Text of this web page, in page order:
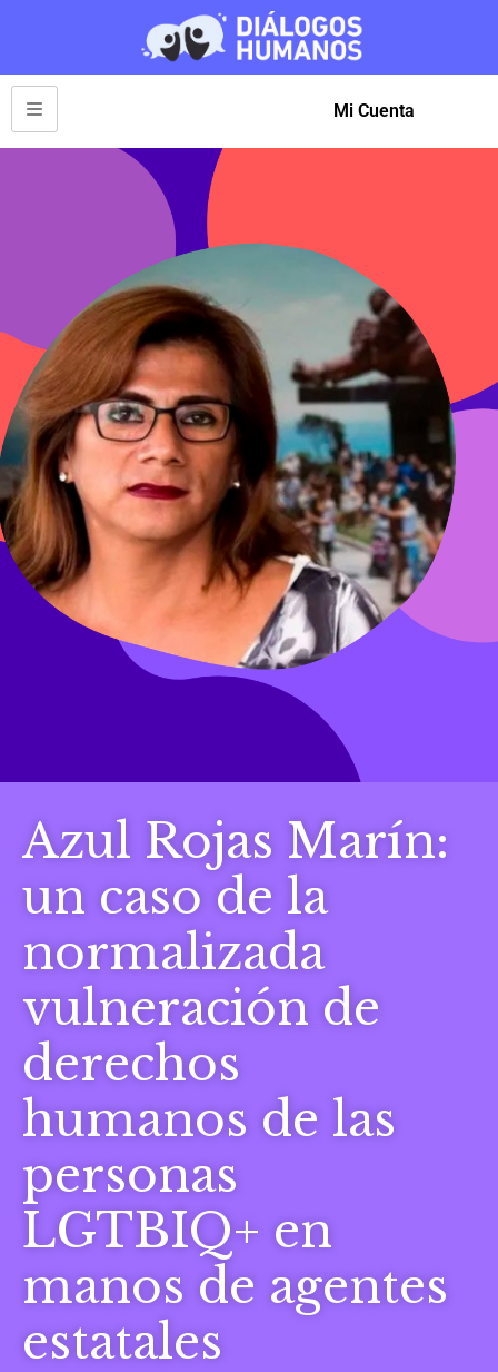
Mi Cuenta
Azul Rojas Marín:
un caso de la
normalizada
vulneración de
derechos
humanos de las
personas
LGTBIQ+ en
manos de agentes
estatales